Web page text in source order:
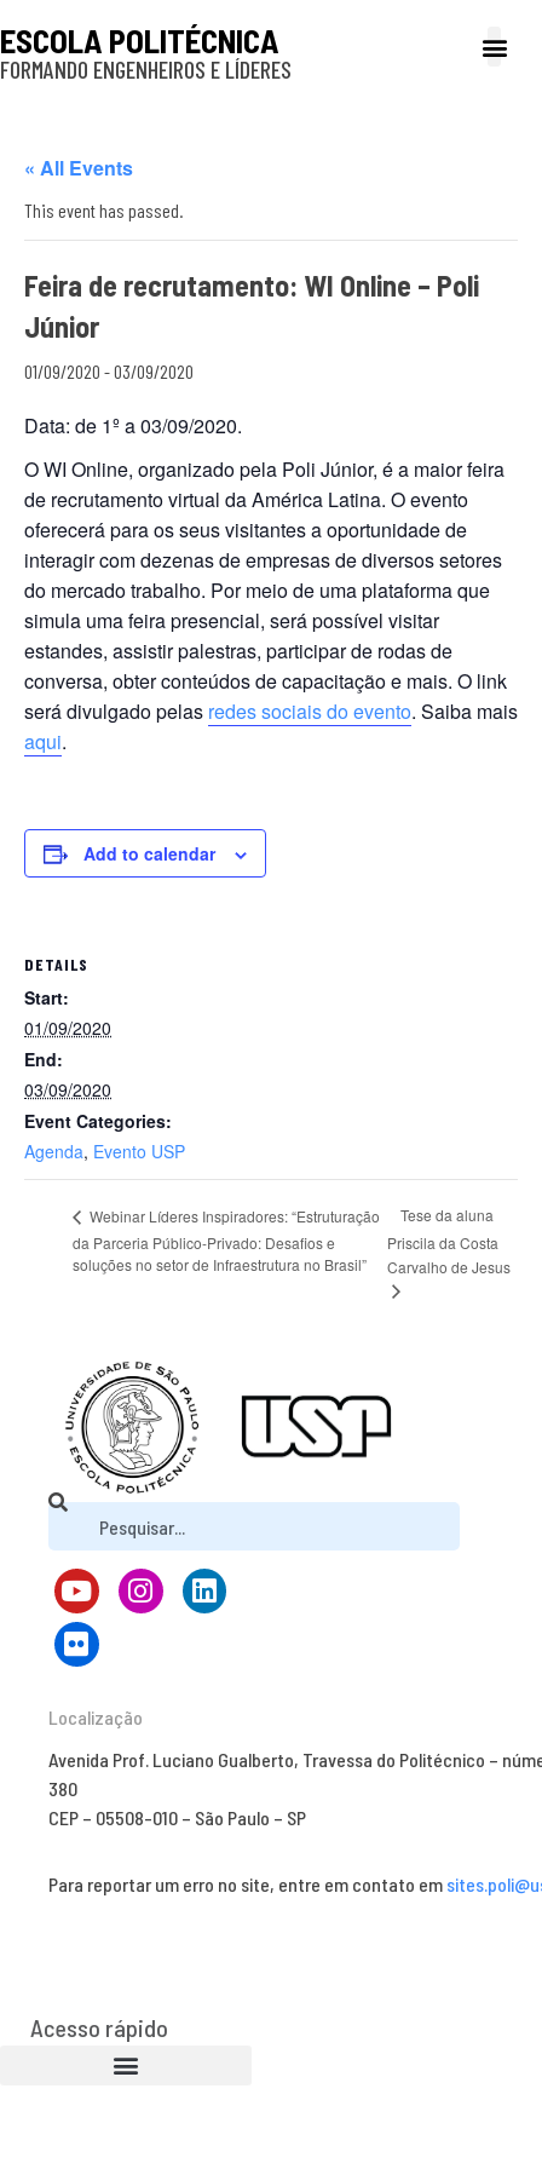
ESCOLA POLITÉCNICA
FORMANDO ENGENHEIROS E LÍDERES
« All Events
This event has passed.
Feira de recrutamento: WI Online – Poli
Júnior
01/09/2020 -03/09/2020
Data: de 1º a 03/09/2020.
O WI Online, organizado pela Poli Júnior, é a maior feira
de recrutamento virtual da América Latina. O evento
oferecerá para os seus visitantes a oportunidade de
interagir com dezenas de empresas de diversos setores
do mercado trabalho. Por meio de uma plataforma que
simula uma feira presencial, será possível visitar
estandes, assistir palestras, participar de rodas de
conversa, obter conteúdos de capacitação e mais. O link
será divulgado pelas redes sociais do evento. Saiba mais
aqui.
Add to calendar
DETAILS
Start:
01/09/2020
End:
03/09/2020
Event Categories:
Agenda, Evento USP
Webinar Líderes Inspiradores: “Estruturação
da Parceria Público-Privado: Desafios e
soluções no setor de Infraestrutura no Brasil”
Tese da aluna
Priscila da Costa
Carvalho de Jesus
Localização
Avenida Prof. Luciano Gualberto, Travessa do Politécnico –
380
CEP – 05508-010 – São Paulo – SP
Para reportar um erro no site, entre em contato em
Acesso rápido